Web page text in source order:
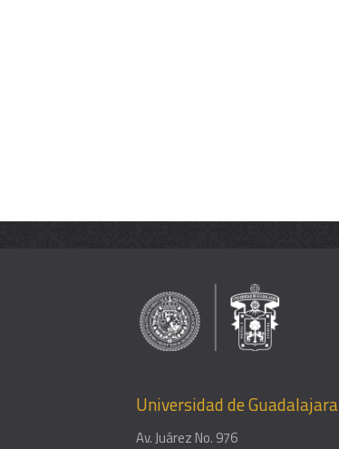
Universidad de Guadalajara
Av. Juárez No. 976